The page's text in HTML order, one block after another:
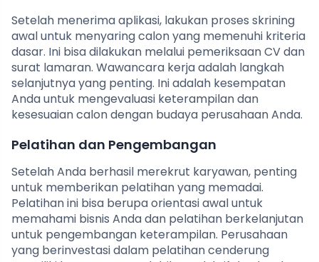
Setelah menerima aplikasi, lakukan proses skrining
awal untuk menyaring calon yang memenuhi kriteria
dasar. Ini bisa dilakukan melalui pemeriksaan CV dan
surat lamaran. Wawancara kerja adalah langkah
selanjutnya yang penting. Ini adalah kesempatan
Anda untuk mengevaluasi keterampilan dan
kesesuaian calon dengan budaya perusahaan Anda.
Pelatihan dan Pengembangan
Setelah Anda berhasil merekrut karyawan, penting
untuk memberikan pelatihan yang memadai.
Pelatihan ini bisa berupa orientasi awal untuk
memahami bisnis Anda dan pelatihan berkelanjutan
untuk pengembangan keterampilan. Perusahaan
yang berinvestasi dalam pelatihan cenderung